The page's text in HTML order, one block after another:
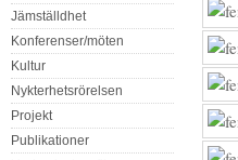
Jämställdhet
Konferenser/möten
Kultur
Nykterhetsrörelsen
Projekt
Publikationer